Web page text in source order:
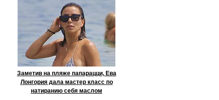
Заметив на пляже папарацци, Ева
Лонгория дала мастер класс по
натиранию себя маслом